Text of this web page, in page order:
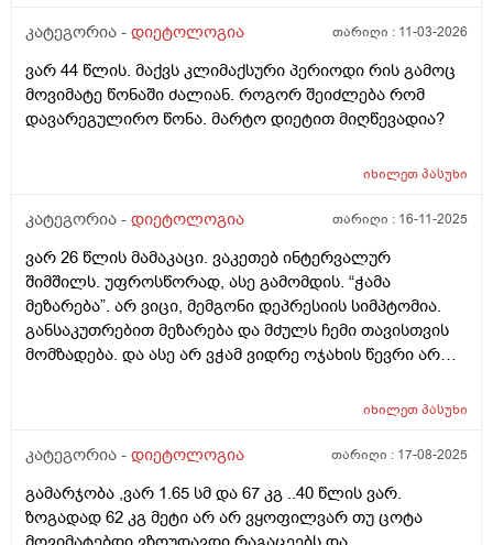
მივიღო, რომ მხოლოდამხოლოდ ცხიმის ხარჯზე
დავიკლო. ვიკვებები დღეში 3 ჯერ. ყოველდეიური
ძირითადი მენიუ არის 10ც მოხარშული კვერცხის ცილა
და 300გ ქათმის ფილე. შიგადაშიგ პროტეინის
პუდინგი, რომელიც 20გ ცილას შეიცავს და ა.შ -
ქონები. მითხარით, რას ვაკეთებ არასწორად? ვითომ
ვიღვიძებ. საღამოა 10 დან ღამის 3 მდე პერიოდს
ძილში ეომ არ ვატარებ ვითომ მაგაშია საქმე? ანდაც
იმაშია საქმე, რომ ერთბაშად ვჭამ 300გ ფილეს,
ბევრია, ორგანიზმი ვერ გადაამუშავწბს და ცხიმში
გზავნის? არადა უპუროდ ვჭამ და სიგამძღრესაც ვერ
ვგრძნობ დიდად. არ ვიცი არაფერი 1 რამის გარდა,
კატეგორია - დიეტოლოგია თარიღი : 11-03-2026
ვარ 44 წლის. მაქვს კლიმაქსური პერიოდი რის გამოც
მოვიმატე წონაში ძალიან. როგორ შეიძლება რომ
დავარეგულირო წონა. მარტო დიეტით მიღწევადია?
იხილეთპასუხი
კატეგორია - დიეტოლოგია თარიღი : 16-11-2025
ვარ 26 წლის მამაკაცი. ვაკეთებ ინტერვალურ
შიმშილს. უფროსწორად, ასე გამომდის. “ჭამა
მეზარება”. არ ვიცი, მემგონი დეპრესიის სიმპტომია.
განსაკუთრებით მეზარება და მძულს ჩემი თავისთვის
მომზადება. და ასე არ ვჭამ ვიდრე ოჯახის წევრი არ
მშიერი ვარ. ხან უფრო მერემდეც. ხანდახან დღეში 1
კუჭის ტკივილი. თუკი მშიერი ვარ კუჭი მტკივა და
მომისმენია მსგავსი რამ. მე ვიცი, რომ როცა შიათ -
თავბრუ ეხვევათ უბრალოდ და ენერგია არ აქვთ. ჩემს
იხილეთპასუხი
კატეგორია - დიეტოლოგია თარიღი : 17-08-2025
გამარჯობა ,ვარ 1.65 სმ და 67 კგ ..40 წლის ვარ.
ზოგადად 62 კგ მეტი არ არ ვყოფილვარ თუ ცოტა